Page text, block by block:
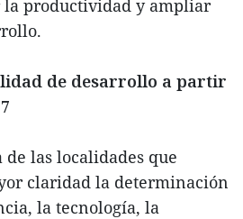
la productividad y ampliar
de desarrollo a partir
las localidades que
claridad la determinación
la tecnología, la